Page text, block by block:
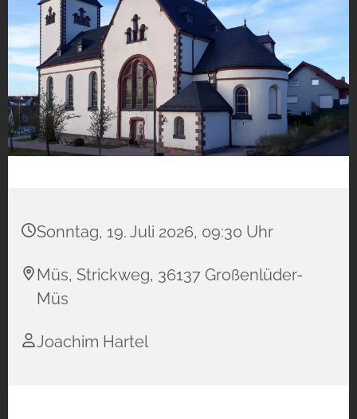
Sonntag, 19. Juli 2026, 09:30 Uhr
Müs, Strickweg, 36137 Großenlüder-
Müs
Joachim Hartel